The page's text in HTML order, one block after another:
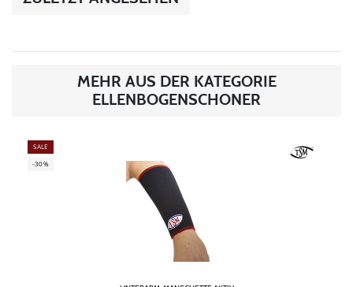
MEHR AUS DER KATEGORIE
ELLENBOGENSCHONER
SALE
-30%